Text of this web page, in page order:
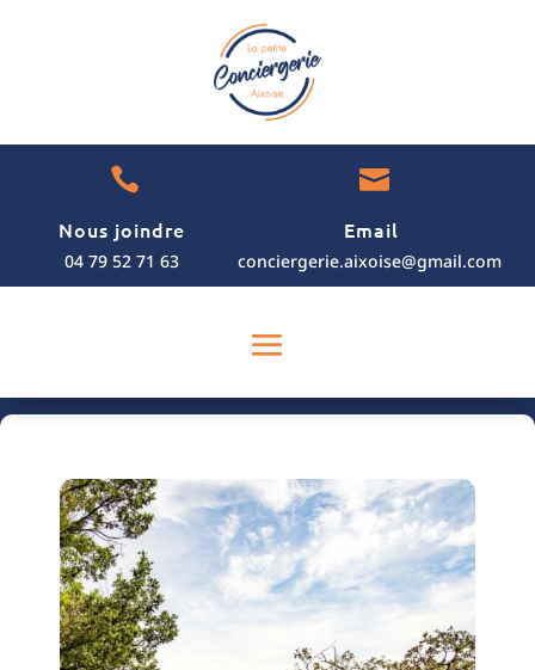

Nous joindre
04 79 52 71 63

Email
conciergerie.aixoise@gmail.com